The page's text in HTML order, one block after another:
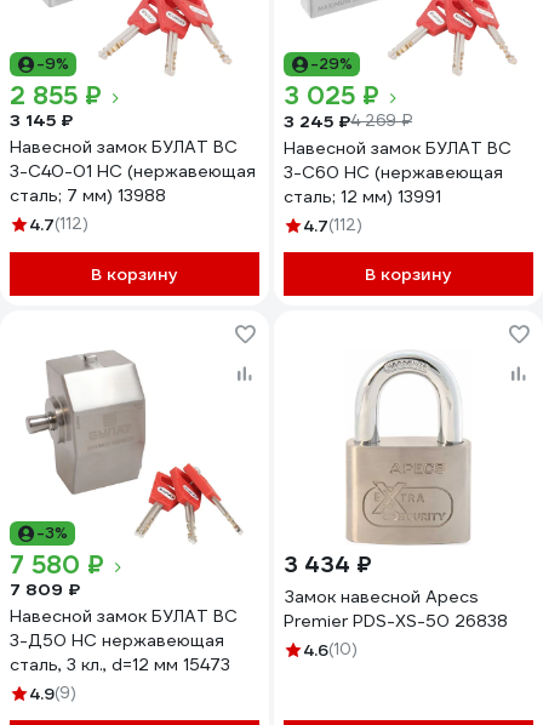
-9%
2 855 ₽
3 145 ₽
Навесной замок БУЛАТ ВС
3-С40-01 НС (нержавеющая
сталь; 7 мм) 13988
4.7(112)
В корзину
-29%
3 025 ₽
3 245 ₽4 269 ₽
Навесной замок БУЛАТ ВС
3-С60 НС (нержавеющая
сталь; 12 мм) 13991
4.7(112)
В корзину
-3%
7 580 ₽
7 809 ₽
Навесной замок БУЛАТ ВС
3-Д50 НС нержавеющая
сталь, 3 кл., d=12 мм 15473
4.9(9)
3 434 ₽
Замок навесной Apecs
Premier PDS-XS-50 26838
4.6(10)